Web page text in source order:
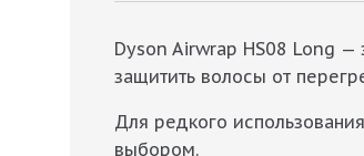
Dyson Airwrap HS08 Long —
защитить волосы от
Для редкого
выбором.